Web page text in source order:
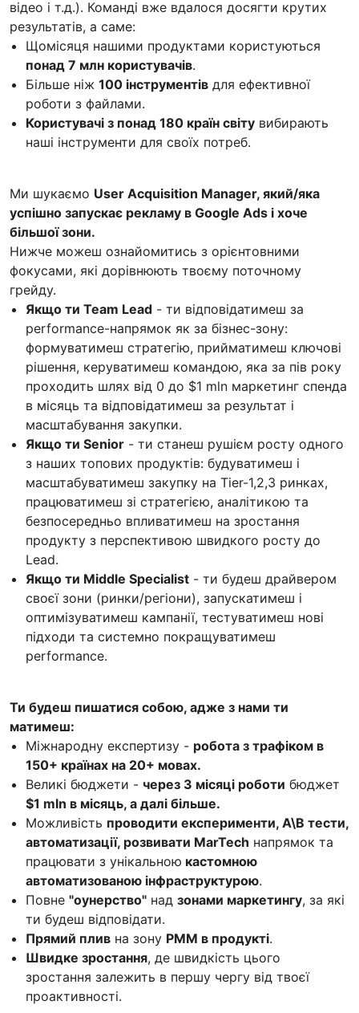
відео і т.д.). Команді вже вдалося досягти крутих
результатів, а саме:
Щомісяця нашими продуктами користуються
понад 7 млн користувачів.
Більше ніж 100 інструментів для ефективної
роботи з файлами.
Користувачі з понад 180 країн світу вибирають
наші інструменти для своїх потреб.
Ми шукаємо User Acquisition Manager, який/яка
успішно запускає рекламу в Google Ads і хоче
більшої зони.
Нижче можеш ознайомитись з орієнтовними
фокусами, які дорівнюють твоєму поточному
грейду.
Якщо ти Team Lead - ти відповідатимеш за
performance-напрямок як за бізнес-зону:
формуватимеш стратегію, прийматимеш ключові
рішення, керуватимеш командою, яка за пів року
проходить шлях від 0 до $1 mln маркетинг спенда
в місяць та відповідатимеш за результат і
масштабування закупки.
Якщо ти Senior - ти станеш рушієм росту одного
з наших топових продуктів: будуватимеш і
масштабуватимеш закупку на Tier-1,2,3 ринках,
працюватимеш зі стратегією, аналітикою та
безпосередньо впливатимеш на зростання
продукту з перспективою швидкого росту до
Lead.
Якщо ти Middle Specialist - ти будеш драйвером
своєї зони (ринки/регіони), запускатимеш і
оптимізуватимеш кампанії, тестуватимеш нові
підходи та системно покращуватимеш
performance.
Ти будеш пишатися собою, адже з нами ти
матимеш:
Міжнародну експертизу - робота з трафіком в
150+ країнах на 20+ мовах.
Великі бюджети - через 3 місяці роботи бюджет
$1 mln в місяць, а далі більше.
Можливість проводити експерименти, А\В тести,
автоматизації, розвивати MarTech напрямок та
працювати з унікальною кастомною
автоматизованою інфраструктурою.
Повне "оунерство" над зонами маркетингу, за які
ти будеш відповідати.
Прямий плив на зону PMM в продукті.
Швидке зростання, де швидкість цього
зростання залежить в першу чергу від твоєї
проактивності.